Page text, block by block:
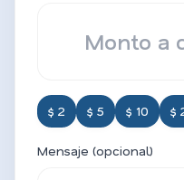
$ 2 $ 5 $ 10 $
Mensaje (opcional)